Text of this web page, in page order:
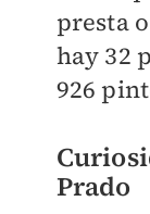
presta
hay 32
926
Prado